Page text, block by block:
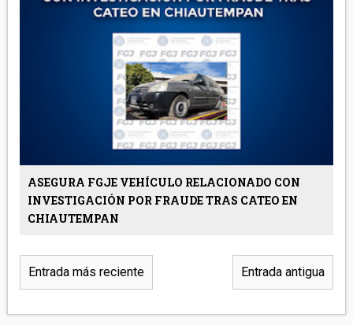
ASEGURA FGJE VEHÍCULO RELACIONADO CON
INVESTIGACIÓN POR FRAUDE TRAS CATEO EN
CHIAUTEMPAN
Entrada más reciente Entrada antigua